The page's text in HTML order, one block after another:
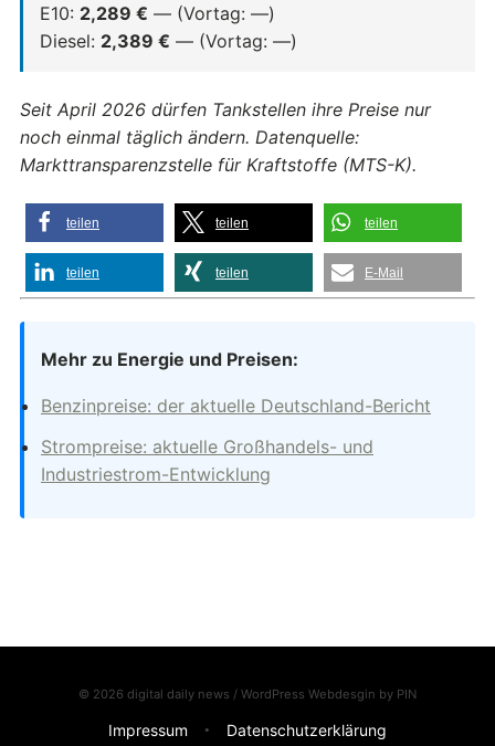
E10: 2,289 € — (Vortag: —)
Diesel: 2,389 € — (Vortag: —)
Seit April 2026 dürfen Tankstellen ihre Preise nur
noch einmal täglich ändern. Datenquelle:
Markttransparenzstelle für Kraftstoffe (MTS-K).
teilen teilen teilen
teilen teilen E-Mail
Mehr zu Energie und Preisen:
Benzinpreise: der aktuelle Deutschland-Bericht
Strompreise: aktuelle Großhandels- und
Industriestrom-Entwicklung
© 2026 digital daily news / WordPress Webdesgin by PIN
Impressum
Datenschutzerklärung